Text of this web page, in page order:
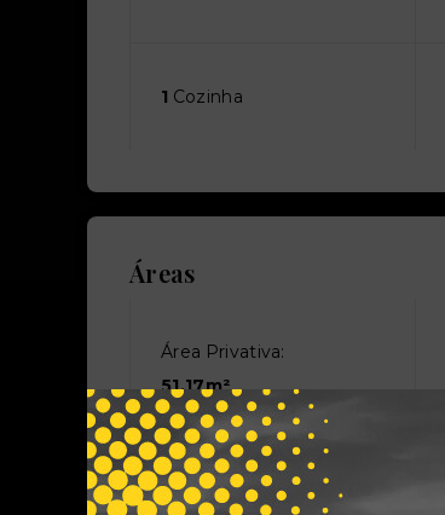
1 Cozinha
Áreas
Área Privativa:
51,17m²